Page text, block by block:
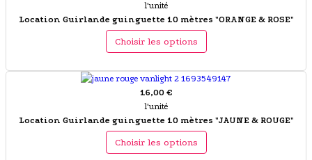
l'unité
Location Guirlande guinguette 10 mètres "ORANGE & ROSE"
Choisir les options
16,00 €
l'unité
Location Guirlande guinguette 10 mètres "JAUNE & ROUGE"
Choisir les options